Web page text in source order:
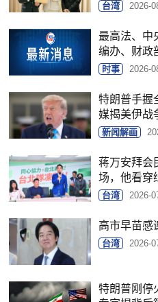
台湾 2026-
最高法、中
编办、财政
时事 2026-
特朗普手握
媒揭美伊战
新闻解画
蒋万安拜会
场，他看穿
台湾 2026-
高市早苗感
台湾 2026-
特朗普刚停